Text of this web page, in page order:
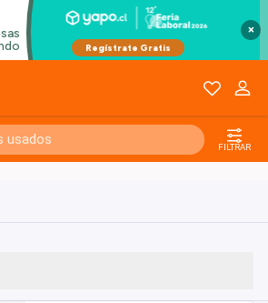
×
FILTRAR